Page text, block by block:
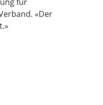
«Der